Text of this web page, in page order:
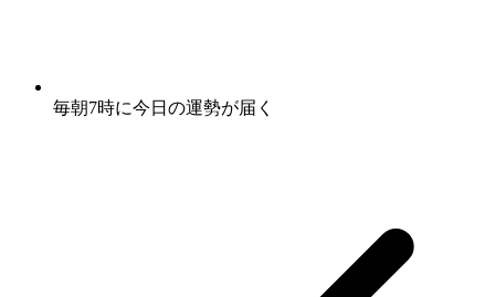
毎朝7時に今日の運勢が届く